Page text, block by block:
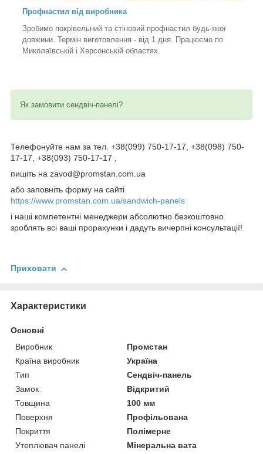
Профнастил від виробника
Зробимо покрівельний та стіновий профнастил будь-якої
довжини. Термін виготовлення - від 1 дня. Працюємо по
Миколаївській і Херсонській областях.
Як замовити сендвіч-панелі?
Телефонуйте нам за тел. +38(099) 750-17-17, +38(098) 750-
17-17, +38(093) 750-17-17 ,
пишіть на zavod@promstan.com.ua
або заповніть форму на сайті
https://www.promstan.com.ua/sandwich-panels
і наші компетентні менеджери абсолютно безкоштовно
зроблять всі ваші прорахунки і дадуть вичерпні консультації!
Приховати
Характеристики
Основні
Виробник
Промстан
Країна виробник
Україна
Тип
Сендвіч-панель
Замок
Відкритий
Товщина
100 мм
Поверхня
Профільована
Покриття
Полімерне
Утеплювач панелі
Мінеральна вата